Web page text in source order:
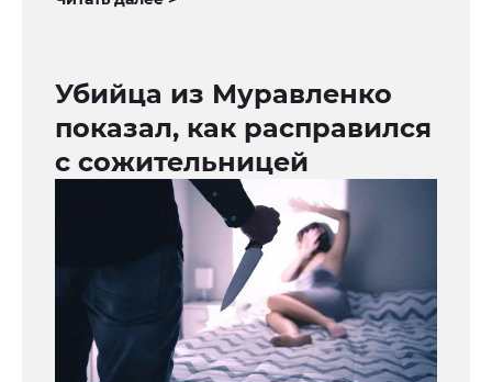
Убийца из Муравленко
показал, как расправился
с сожительницей